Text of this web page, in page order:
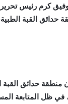
كرم رئيس تحرير
حدائق القبة
منطقة حدائق
في ظل